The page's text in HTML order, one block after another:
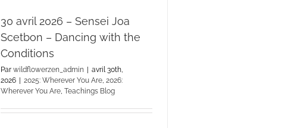
30 avril 2026 – Sensei Joa
Scetbon – Dancing with the
Conditions
Parwildflowerzen_admin
avril 30th,
2026
2025: Wherever You Are,2026:
Wherever You Are,Teachings Blog